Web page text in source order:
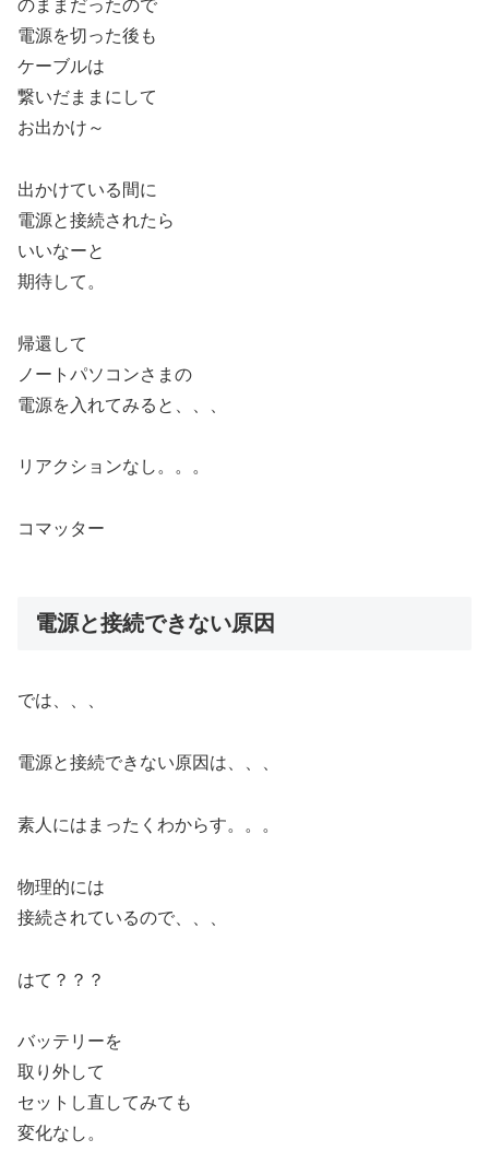
のままだったので
電源を切った後も
ケーブルは
繋いだままにして
お出かけ～
出かけている間に
電源と接続されたら
いいなーと
期待して。
帰還して
ノートパソコンさまの
電源を入れてみると、、、
リアクションなし。。。
コマッター
電源と接続できない原因
では、、、
電源と接続できない原因は、、、
素人にはまったくわからす。。。
物理的には
接続されているので、、、
はて？？？
バッテリーを
取り外して
セットし直してみても
変化なし。